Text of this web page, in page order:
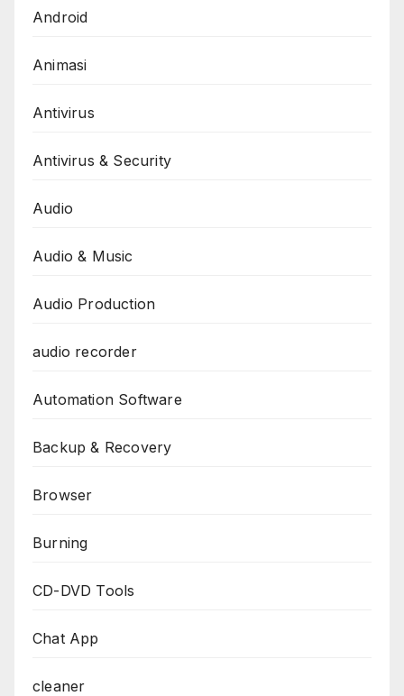
Android
Animasi
Antivirus
Antivirus & Security
Audio
Audio & Music
Audio Production
audio recorder
Automation Software
Backup & Recovery
Browser
Burning
CD-DVD Tools
Chat App
cleaner